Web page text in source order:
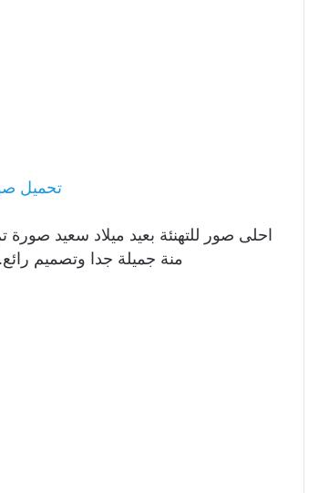
تحميل
احلى صور للتهنئة بعيد ميلاد سعيد
منة جميلة جدا وتصميم